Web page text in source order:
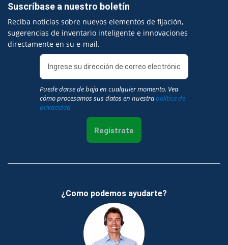
Suscríbase a nuestro boletín
Reciba noticias sobre nuevos elementos de fijación,
sugerencias de inventario inteligente e innovaciones
directamente en su e-mail.
Puede darse de baja en cualquier momento. Vea
cómo procesamos sus datos en nuestrapolítica de
privacidad
Regístrate
¿Como podemos ayudarte?